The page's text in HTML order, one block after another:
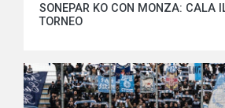
SONEPAR KO CON MONZA: CALA
TORNEO